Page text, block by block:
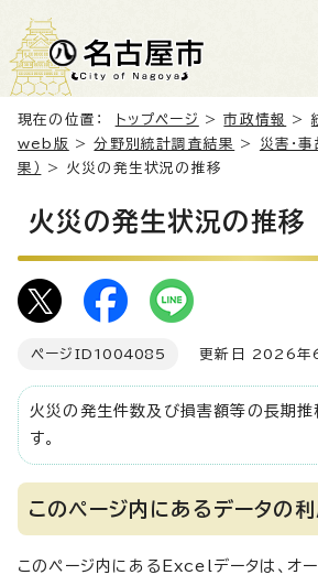
現在の位置： トップページ >市政情報 >
web版 >分野別統計調査結果 > 災害・
果）
> 火災の発生状況の推移
火災の発生状況の推移
ページID 1004085 更新日 2026年
火災の発生件数及び損害額等の長期推
す。
このページ内にあるデータの
このページ内にあるExcelデータは、オ